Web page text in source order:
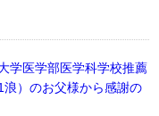
学医学部医学科学校推薦
）のお父様から感謝の